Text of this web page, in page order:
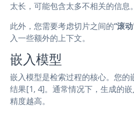
太长，可能包含太多不相关的信息。
此外，您需要考虑切片之间的“滚
入一些额外的上下文。
嵌入模型
嵌入模型是检索过程的核心。您的
结果[1, 4]。通常情况下，生成的
精度越高。